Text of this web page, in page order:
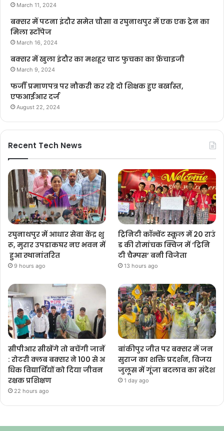
March 11, 2024
बक्सर में पटना इंदौर समेत चौसा व रघुनाथपुर में एक एक ट्रेन का
मिला स्टॉपेज
March 16, 2024
बक्सर में खुला इंदौर का मशहूर चाट फुचका का फ्रेंचाइजी
March 9, 2024
फर्जी प्रमाणपत्र पर नौकरी कर रहे दो शिक्षक हुए बर्खास्त,
एफआईआर दर्ज
August 22, 2024
Recent Tech News
रघुनाथपुर में आधार सेवा केंद्र शु
रू, मुरार उपडाकघर नए भवन में
हुआ स्थानांतरित
9 hours ago
ट्रिनिटी कॉन्वेंट स्कूल में 20 राउं
ड की रोमांचक क्विज में ‘ट्रिनि
टी चैम्पस’ बनी विजेता
13 hours ago
सीपीआर सीखेंगे तो बचेंगी जानें
: रोटरी क्लब बक्सर ने 100 से अ
धिक विद्यार्थियों को दिया जीवन
रक्षक प्रशिक्षण
22 hours ago
बांकीपुर जीत पर बक्सर में जन
सुराज का शक्ति प्रदर्शन, विजय
जुलूस में गूंजा बदलाव का संदेश
1 day ago